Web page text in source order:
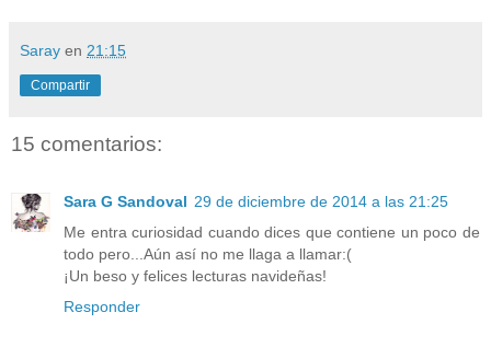
Saray en 21:15
Compartir
15 comentarios:
Sara G Sandoval 29 de diciembre de 2014 a las 21:25
Me entra curiosidad cuando dices que contiene un poco de
todo pero...Aún así no me llaga a llamar:(
¡Un beso y felices lecturas navideñas!
Responder